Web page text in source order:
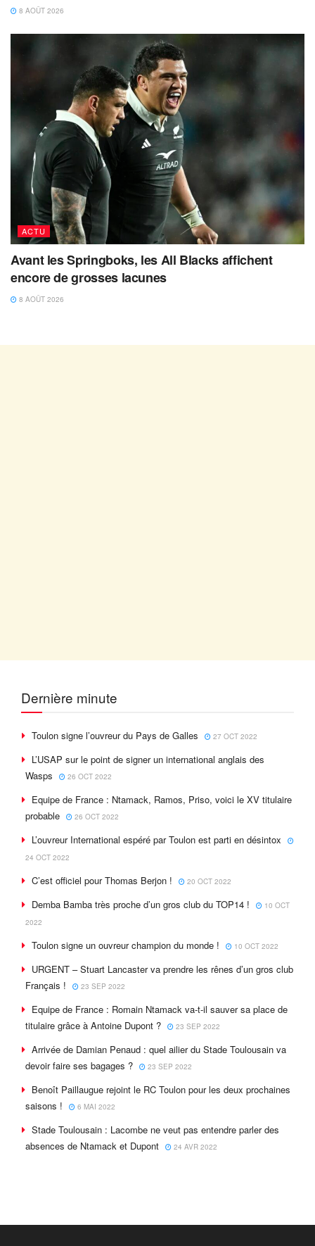
8 AOÛT 2026
ACTU
Avant les Springboks, les All Blacks affichent
encore de grosses lacunes
8 AOÛT 2026
Dernière minute
Toulon signe l’ouvreur du Pays de Galles 27 OCT 2022
L’USAP sur le point de signer un international anglais des
Wasps
26 OCT 2022
Equipe de France : Ntamack, Ramos, Priso, voici le XV titulaire
probable
26 OCT 2022
L’ouvreur International espéré par Toulon est parti en désintox
24 OCT 2022
C’est officiel pour Thomas Berjon ! 20 OCT 2022
Demba Bamba très proche d’un gros club du TOP14 !
10 OCT
2022
Toulon signe un ouvreur champion du monde ! 10 OCT 2022
URGENT – Stuart Lancaster va prendre les rênes d’un gros club
Français !
23 SEP 2022
Equipe de France : Romain Ntamack va-t-il sauver sa place de
titulaire grâce à Antoine Dupont ?
23 SEP 2022
Arrivée de Damian Penaud : quel ailier du Stade Toulousain va
devoir faire ses bagages ?
23 SEP 2022
Benoît Paillaugue rejoint le RC Toulon pour les deux prochaines
saisons !
6 MAI 2022
Stade Toulousain : Lacombe ne veut pas entendre parler des
absences de Ntamack et Dupont
24 AVR 2022